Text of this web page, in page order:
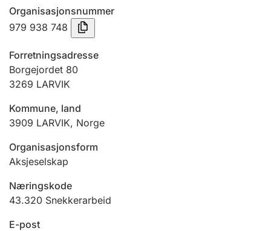
Tinglysing
Jeger
Ektepaktveileder
Offentlig sektor
Organisasjonsnummer
979 938 748
Forretningsadresse
Borgejordet 80
3269 LARVIK
Kommune, land
3909 LARVIK, Norge
Organisasjonsform
Aksjeselskap
Næringskode
43.320 Snekkerarbeid
E-post